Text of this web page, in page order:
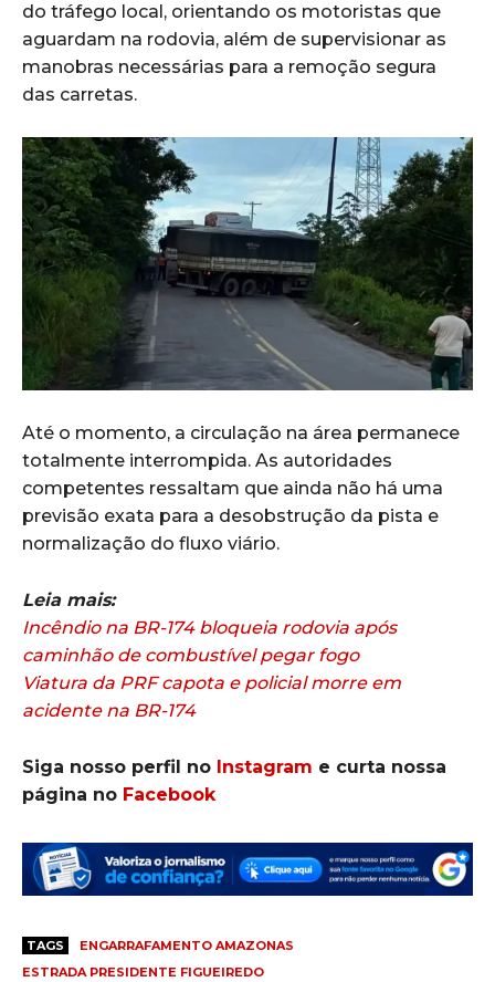
do tráfego local, orientando os motoristas que
aguardam na rodovia, além de supervisionar as
manobras necessárias para a remoção segura
das carretas.
Até o momento, a circulação na área permanece
totalmente interrompida. As autoridades
competentes ressaltam que ainda não há uma
previsão exata para a desobstrução da pista e
normalização do fluxo viário.
Leia mais:
Incêndio na BR-174 bloqueia rodovia após
caminhão de combustível pegar fogo
Viatura da PRF capota e policial morre em
acidente na BR-174
Siga nosso perfil no Instagram e curta nossa
página no Facebook
TAGS
ENGARRAFAMENTO AMAZONAS
ESTRADA PRESIDENTE FIGUEIREDO